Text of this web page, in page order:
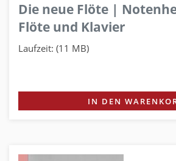
Die neue Flöte |
Flöte und Klavier
Laufzeit: (11 MB)
IN DEN